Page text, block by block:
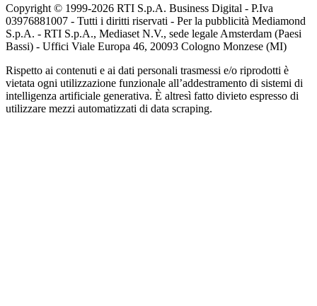
Copyright © 1999-2026 RTI S.p.A. Business Digital - P.Iva
03976881007 - Tutti i diritti riservati - Per la pubblicità Mediamond
S.p.A. - RTI S.p.A., Mediaset N.V., sede legale Amsterdam (Paesi
Bassi) - Uffici Viale Europa 46, 20093 Cologno Monzese (MI)
Rispetto ai contenuti e ai dati personali trasmessi e/o riprodotti è
vietata ogni utilizzazione funzionale all’addestramento di sistemi di
intelligenza artificiale generativa. È altresì fatto divieto espresso di
utilizzare mezzi automatizzati di data scraping.